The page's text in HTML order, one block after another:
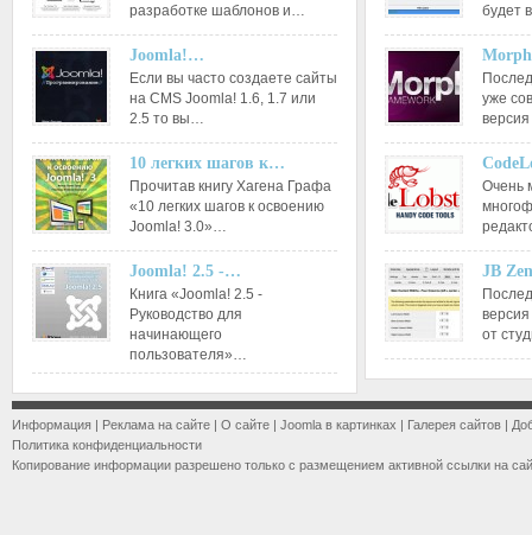
разработке шаблонов и…
Joomla!…
Если вы часто создаете сайты
на CMS Joomla! 1.6, 1.7 или
2.5 то вы…
10 легких шагов к…
Прочитав книгу Хагена Графа
«10 легких шагов к освоению
Joomla! 3.0»…
Joomla! 2.5 -…
Книга «Joomla! 2.5 -
Руководство для
начинающего
пользователя»…
будет
уже
Очень
JB
от
Информация | Реклама на сайте | О сайте | Joomla в картинках | Галерея сайтов |
Политика конфиденциальности
Копирование информации разрешено только с размещением активной ссылки на